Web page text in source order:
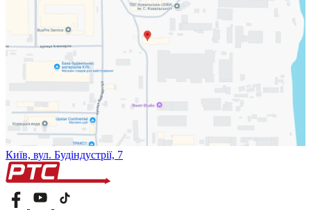
Київ, вул. Будіндустрії, 7